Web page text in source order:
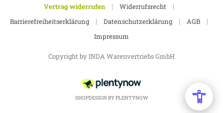
Vertrag widerrufen | Widerrufsrecht |
Barrierefreiheitserklärung | Datenschutzerklärung | AGB |
Impressum
Copyright by INDA Warenvertriebs GmbH
SHOPDESIGN BYPLENTYNOW